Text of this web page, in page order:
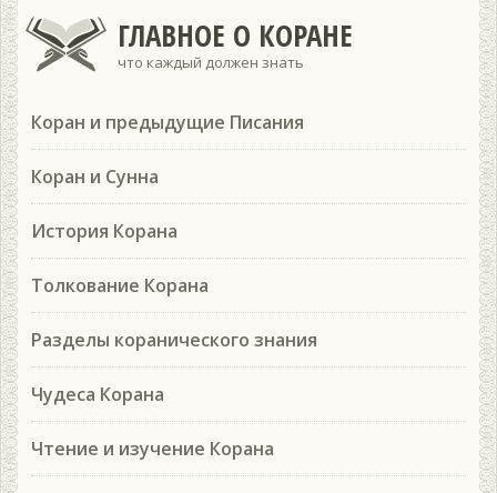
ГЛАВНОЕ О КОРАНЕ
что каждый должен знать
Коран и предыдущие Писания
Коран и Сунна
История Корана
Толкование Корана
Разделы коранического знания
Чудеса Корана
Чтение и изучение Корана